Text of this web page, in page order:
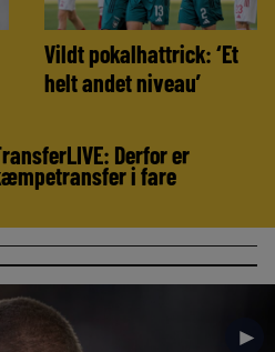
Vildt pokalhattrick: ‘Et
helt andet niveau’
Derfor er
i fare
►